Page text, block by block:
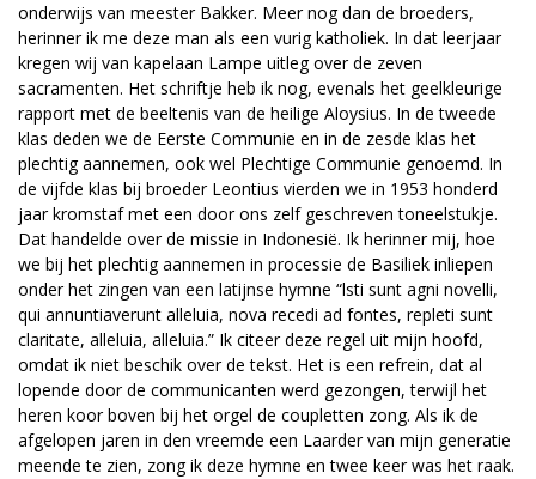
onderwijs van meester Bakker. Meer nog dan de broeders,
herinner ik me deze man als een vurig katholiek. In dat leerjaar
kregen wij van kapelaan Lampe uitleg over de zeven
sacramenten. Het schriftje heb ik nog, evenals het geelkleurige
rapport met de beeltenis van de heilige Aloysius. In de tweede
klas deden we de Eerste Communie en in de zesde klas het
plechtig aannemen, ook wel Plechtige Communie genoemd. In
de vijfde klas bij broeder Leontius vierden we in 1953 honderd
jaar kromstaf met een door ons zelf geschreven toneelstukje.
Dat handelde over de missie in Indonesië. Ik herinner mij, hoe
we bij het plechtig aannemen in processie de Basiliek inliepen
onder het zingen van een latijnse hymne “lsti sunt agni novelli,
qui annuntiaverunt alleluia, nova recedi ad fontes, repleti sunt
claritate, alleluia, alleluia.” Ik citeer deze regel uit mijn hoofd,
omdat ik niet beschik over de tekst. Het is een refrein, dat al
lopende door de communicanten werd gezongen, terwijl het
heren koor boven bij het orgel de coupletten zong. Als ik de
afgelopen jaren in den vreemde een Laarder van mijn generatie
meende te zien, zong ik deze hymne en twee keer was het raak.